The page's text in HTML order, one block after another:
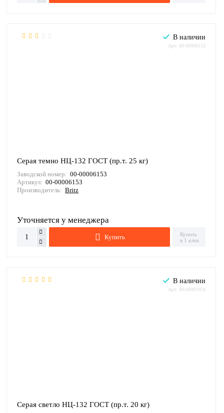
В наличии
Арт: 00-00006153
Серая темно НЦ-132 ГОСТ (пр.т. 25 кг)
Заводской номер: 00-00006153
Артикул: 00-00006153
Производитель: Britz
Уточняется у менеджера
Купить
Купить
в 1 клик
В наличии
Арт: 00-00007054
Серая светло НЦ-132 ГОСТ (пр.т. 20 кг)